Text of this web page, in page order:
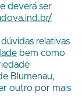
deverá ser
relativas
bem como
Blumenau,
outro por mais